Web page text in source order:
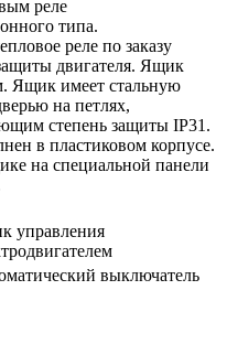
реле
типа.
реле по заказу
двигателя. Ящик
Ящик имеет стальную
на петлях,
степень защиты IР31.
в пластиковом корпусе.
на специальной панели
управления
выключатель